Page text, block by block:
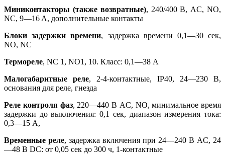
Миниконтакторы (также возвратные), 240/400 В, AC, NO,
NC, 9—16 A, дополнительные контакты
Блоки задержки времени, задержка времени 0,1—30 сек,
NO, NC
Термореле, NC 1, NO1, 10. Класс: 0,1—38 A
Малогабаритные реле, 2-4-контактные, IP40, 24—230 В,
основания для реле, гнезда
Реле контроля фаз, 220—440 В AC, NO, минимальное время
задержки до выключения: 0,1 сек, диапазон измерения тока:
0,3—15 А,
Временные реле, задержка включения при 24—240 В AC, 24
—48 В DC: от 0,05 сек до 300 ч, 1-контактные